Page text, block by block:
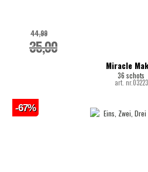
Miracle
36 schots
art. nr.03223
35,00
44,99
-67%